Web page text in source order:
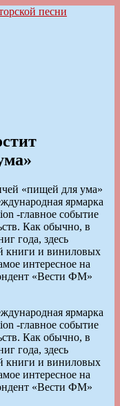
ярмарка
-главное событие
Как обычно, в
года, здесь
книги и виниловых
интересное на
«Вести ФМ»
ярмарка
-главное событие
Как обычно, в
года, здесь
книги и виниловых
интересное на
«Вести ФМ»